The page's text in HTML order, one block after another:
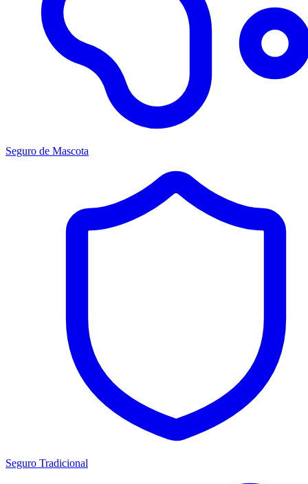
Seguro de Mascota
Seguro Tradicional